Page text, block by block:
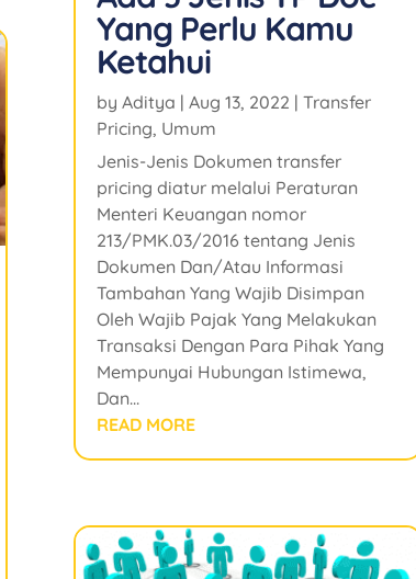
Yang Perlu Kamu
Ketahui
by Aditya | Aug 13, 2022 | Transfer
Pricing, Umum
Jenis-Jenis Dokumen transfer
pricing diatur melalui Peraturan
Menteri Keuangan nomor
213/PMK.03/2016 tentang Jenis
Dokumen Dan/Atau Informasi
Tambahan Yang Wajib Disimpan
Oleh Wajib Pajak Yang Melakukan
Transaksi Dengan Para Pihak Yang
Mempunyai Hubungan Istimewa,
Dan...
READ MORE